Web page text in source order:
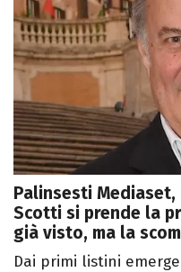
Palinsesti
Scotti si prende la
già visto, ma la
Dai primi listini